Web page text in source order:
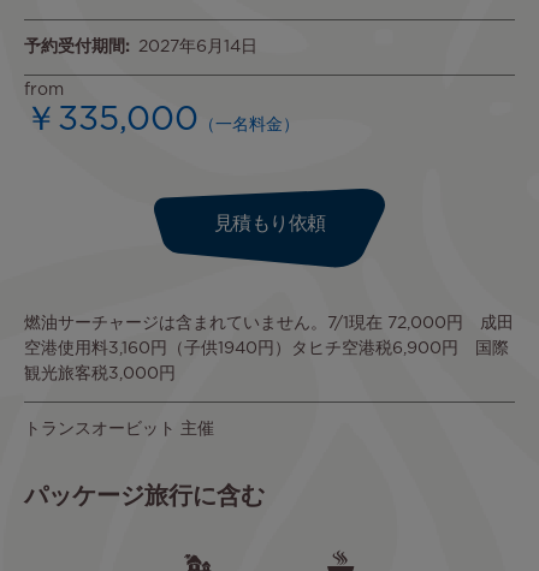
from
￥335,000 （一名料金）
予約受付期間 2027年6月14日
燃油サーチャージは含まれていません。7/1現在 72,000円 成田
空港使用料3,160円（子供1940円）タヒチ空港税6,900円 国際
観光旅客税3,000円
トランスオービット 主催
見積もり依頼
パッケージ旅行に含む